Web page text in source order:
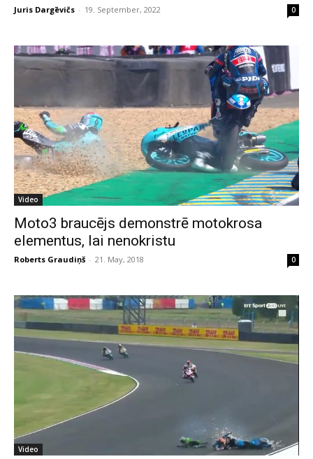
Juris Dargēvičs - 19. September, 2022 0
Video
Moto3 braucējs demonstrē motokrosa
elementus, lai nenokristu
Roberts Graudiņš - 21. May, 2018 0
Video